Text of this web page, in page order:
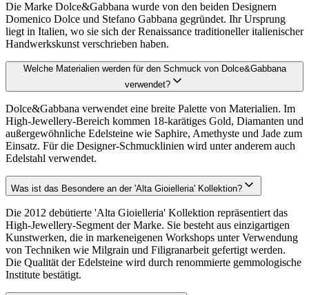
Die Marke Dolce&Gabbana wurde von den beiden Designern
Domenico Dolce und Stefano Gabbana gegründet. Ihr Ursprung
liegt in Italien, wo sie sich der Renaissance traditioneller italienischer
Handwerkskunst verschrieben haben.
Welche Materialien werden für den Schmuck von Dolce&Gabbana
verwendet?
Dolce&Gabbana verwendet eine breite Palette von Materialien. Im
High-Jewellery-Bereich kommen 18-karätiges Gold, Diamanten und
außergewöhnliche Edelsteine wie Saphire, Amethyste und Jade zum
Einsatz. Für die Designer-Schmucklinien wird unter anderem auch
Edelstahl verwendet.
Was ist das Besondere an der 'Alta Gioielleria' Kollektion?
Die 2012 debütierte 'Alta Gioielleria' Kollektion repräsentiert das
High-Jewellery-Segment der Marke. Sie besteht aus einzigartigen
Kunstwerken, die in markeneigenen Workshops unter Verwendung
von Techniken wie Milgrain und Filigranarbeit gefertigt werden.
Die Qualität der Edelsteine wird durch renommierte gemmologische
Institute bestätigt.